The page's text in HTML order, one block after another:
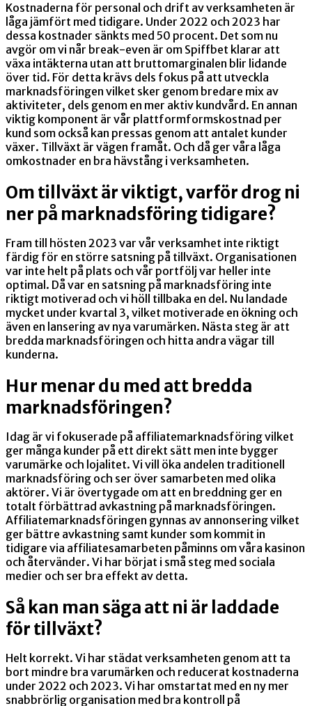
Kostnaderna för personal och drift av verksamheten är
låga jämfört med tidigare. Under 2022 och 2023 har
dessa kostnader sänkts med 50 procent. Det som nu
avgör om vi når break-even är om Spiffbet klarar att
växa intäkterna utan att bruttomarginalen blir lidande
över tid. För detta krävs dels fokus på att utveckla
marknadsföringen vilket sker genom bredare mix av
aktiviteter, dels genom en mer aktiv kundvård. En annan
viktig komponent är vår plattformformskostnad per
kund som också kan pressas genom att antalet kunder
växer. Tillväxt är vägen framåt. Och då ger våra låga
omkostnader en bra hävstång i verksamheten.
Om tillväxt är viktigt, varför drog ni
ner på marknadsföring tidigare?
Fram till hösten 2023 var vår verksamhet inte riktigt
färdig för en större satsning på tillväxt. Organisationen
var inte helt på plats och vår portfölj var heller inte
optimal. Då var en satsning på marknadsföring inte
riktigt motiverad och vi höll tillbaka en del. Nu landade
mycket under kvartal 3, vilket motiverade en ökning och
även en lansering av nya varumärken. Nästa steg är att
bredda marknadsföringen och hitta andra vägar till
kunderna.
Hur menar du med att bredda
marknadsföringen?
Idag är vi fokuserade på affiliatemarknadsföring vilket
ger många kunder på ett direkt sätt men inte bygger
varumärke och lojalitet. Vi vill öka andelen traditionell
marknadsföring och ser över samarbeten med olika
aktörer. Vi är övertygade om att en breddning ger en
totalt förbättrad avkastning på marknadsföringen.
Affiliatemarknadsföringen gynnas av annonsering vilket
ger bättre avkastning samt kunder som kommit in
tidigare via affiliatesamarbeten påminns om våra kasinon
och återvänder. Vi har börjat i små steg med sociala
medier och ser bra effekt av detta.
Så kan man säga att ni är laddade
för tillväxt?
Helt korrekt. Vi har städat verksamheten genom att ta
bort mindre bra varumärken och reducerat kostnaderna
under 2022 och 2023. Vi har omstartat med en ny mer
snabbrörlig organisation med bra kontroll på